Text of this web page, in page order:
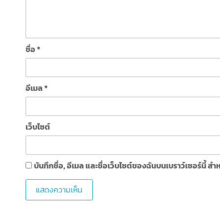
ชื่อ*
อีเมล*
เว็บไซต์
บันทึกชื่อ, อีเมล และชื่อเว็บไซต์ของฉันบนเบราว์เซอร์นี้ ส